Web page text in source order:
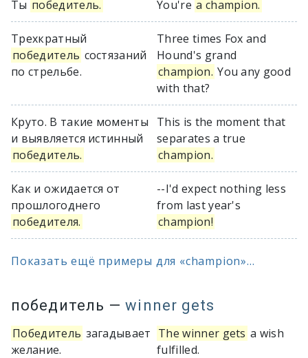
Ты победитель. You're a champion.
Трехкратный
победитель состязаний
по стрельбе.
Three times Fox and
Hound's grand
champion. You any good
with that?
Круто. В такие моменты
и выявляется истинный
победитель.
This is the moment that
separates a true
champion.
Как и ожидается от
прошлогоднего
победителя.
--I'd expect nothing less
from last year's
champion!
Показать ещё примеры для «champion»...
победитель —winner gets
Победитель загадывает
желание.
The winner gets a wish
fulfilled.